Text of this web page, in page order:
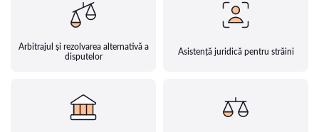
Arbitrajul și rezolvarea alternativă a
disputelor
Asistență juridică pentru străini